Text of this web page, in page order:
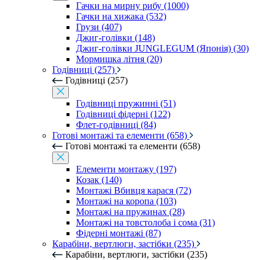
Гачки на мирну рибу (1000)
Гачки на хижака (532)
Грузи (407)
Джиг-голівки (148)
Джиг-голівки JUNGLEGUM (Японія) (30)
Мормишка літня (20)
Годівниці (257)
Годівниці (257)
Годівниці пружинні (51)
Годівниці фідерні (122)
Флет-годівниці (84)
Готові монтажі та елементи (658)
Готові монтажі та елементи (658)
Елементи монтажу (197)
Козак (140)
Монтажі Вбивця карася (72)
Монтажі на коропа (103)
Монтажі на пружинах (28)
Монтажі на товстолоба і сома (31)
Фідерні монтажі (87)
Карабіни, вертлюги, застібки (235)
Карабіни, вертлюги, застібки (235)